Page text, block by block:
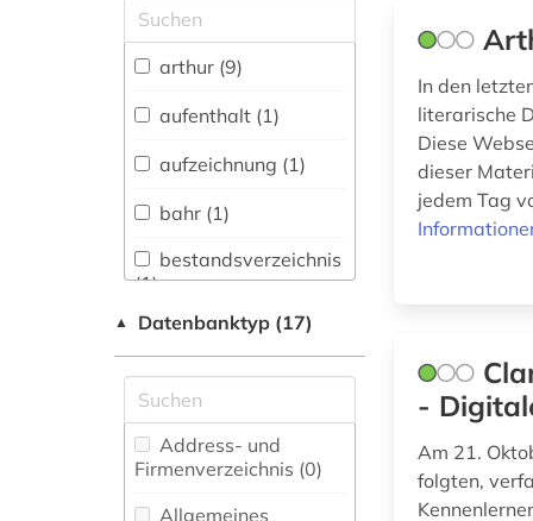
Allgemeine und
vergleichende Sprach-
und
Literaturwissenschaft.
Indogermanistik.
Außereuropäische
Sprachen und
Anglistik.
Amerikanistik (0)
Vermessungswesen (0)
Biologie,
Biotechnologie (0)
Buch- und
arthur (9)
aufenthalt (1)
aufzeichnung (1)
bahr (1)
bestandsverzeichnis
(1)
bibliografie (1)
biografie (1)
brief (2)
briefsammlung (1)
▲ Datenbanktyp (17)
Address- und
Firmenverzeichnis (0)
Allgemeines
In den
literarische
Diese
dieser
jedem Tag
-
Am 21.
folgten,